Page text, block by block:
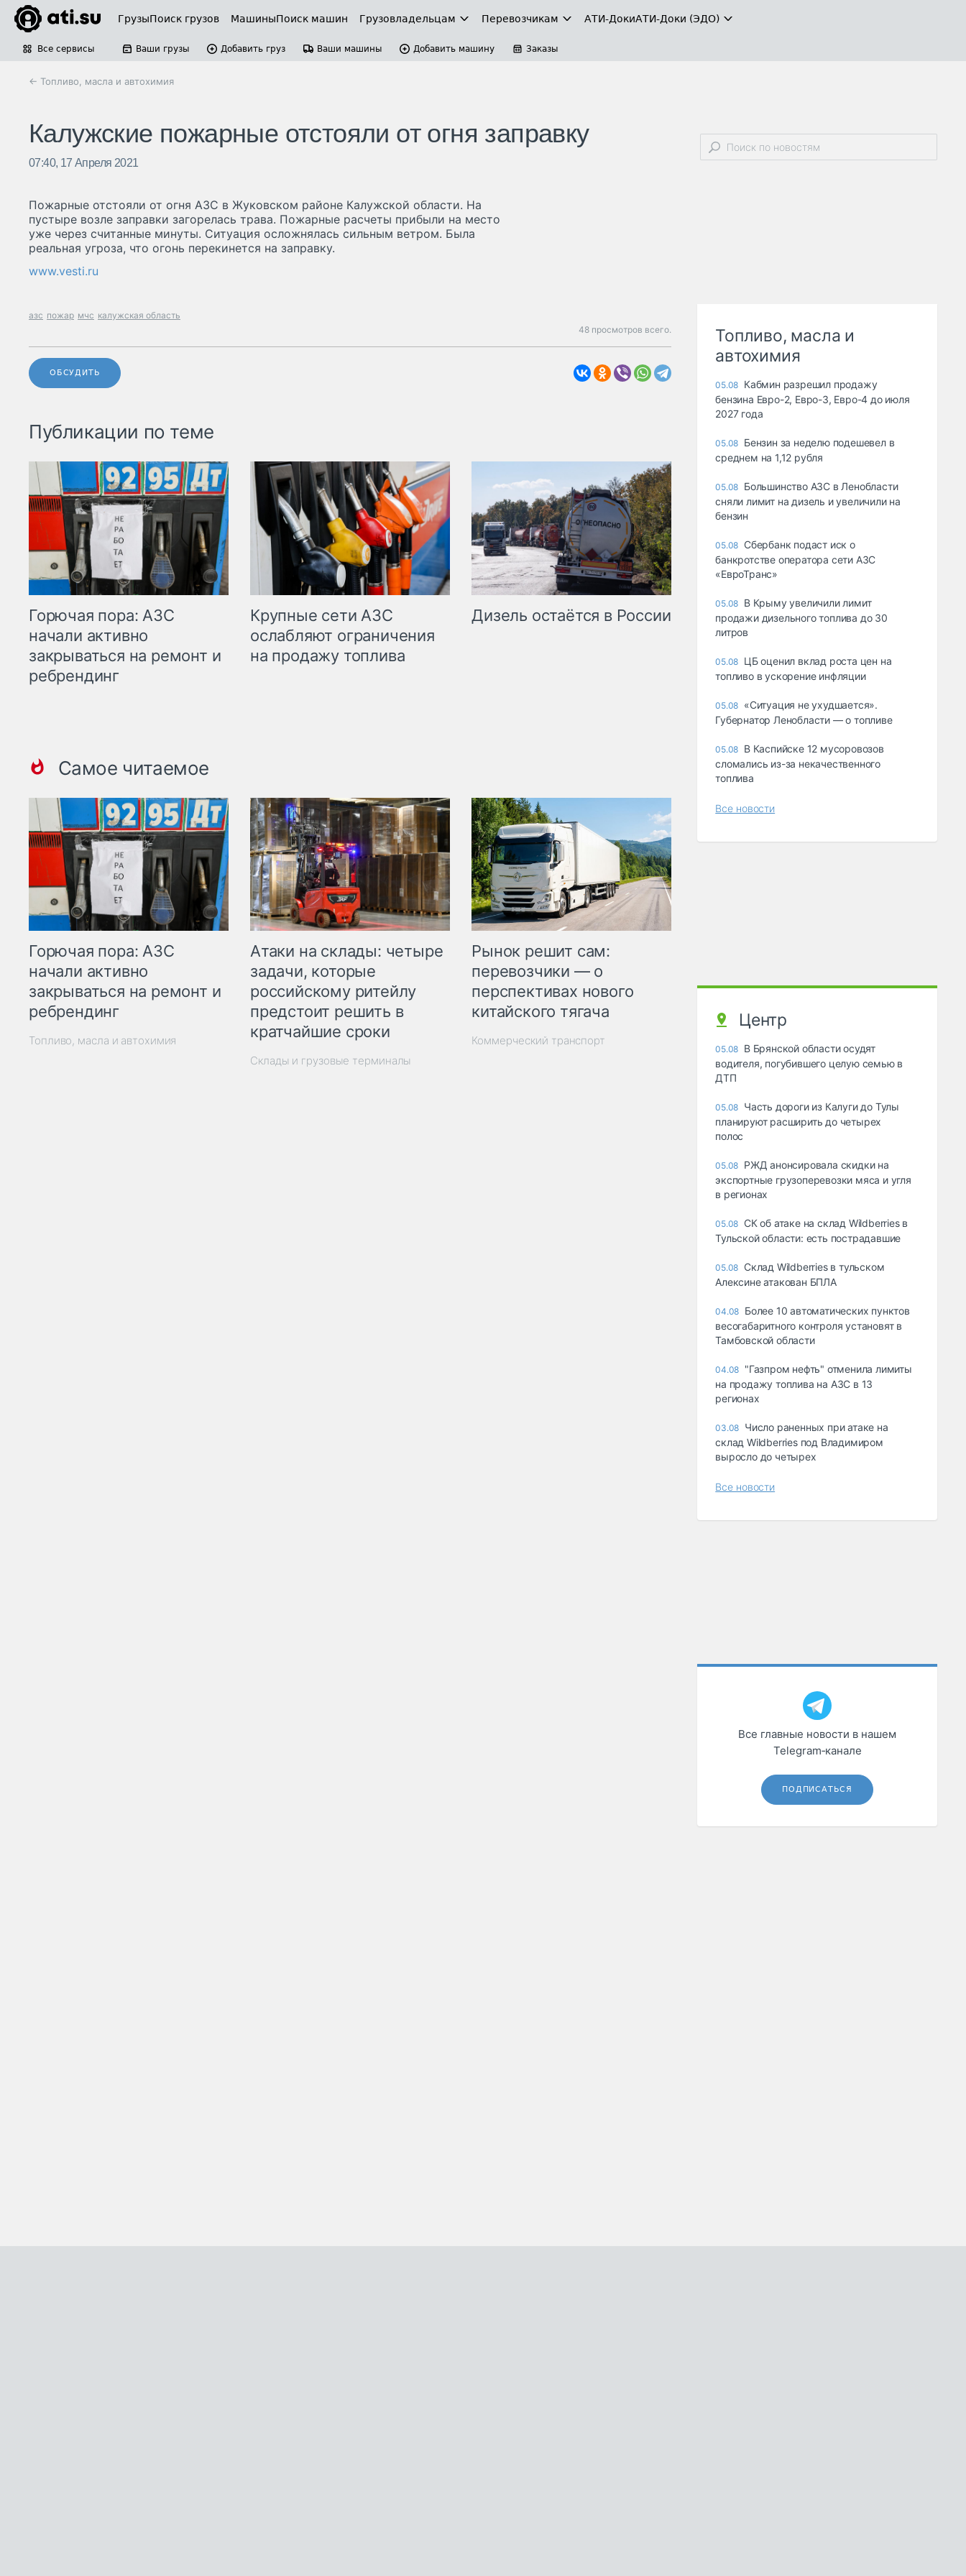
ГрузыПоиск грузов МашиныПоиск машин Грузовладельцам Перевозчикам АТИ-ДокиАТИ-Доки (ЭДО)
Все сервисы Ваши грузы Добавить груз Ваши машины Добавить машину Заказы
← Топливо, масла и автохимия
Калужские пожарные отстояли от огня заправку
07:40, 17 Апреля 2021
Пожарные отстояли от огня АЗС в Жуковском районе Калужской области. На
пустыре возле заправки загорелась трава. Пожарные расчеты прибыли на место
уже через считанные минуты. Ситуация осложнялась сильным ветром. Была
реальная угроза, что огонь перекинется на заправку.
www.vesti.ru
азс пожар мчс калужская область
48 просмотров всего.
ОБСУДИТЬ
Публикации по теме
Горючая пора: АЗС
начали активно
закрываться на ремонт и
ребрендинг
Крупные сети АЗС
ослабляют ограничения
на продажу топлива
Дизель остаётся в России
Самое читаемое
Горючая пора: АЗС
начали активно
закрываться на ремонт и
ребрендинг
Топливо, масла и автохимия
Атаки на склады: четыре
задачи, которые
российскому ритейлу
предстоит решить в
кратчайшие сроки
Склады и грузовые терминалы
Рынок решит сам:
перевозчики — о
перспективах нового
китайского тягача
Коммерческий транспорт
Топливо, масла и
автохимия
05.08 Кабмин разрешил продажу
бензина Евро-2, Евро-3, Евро-4 до июля
2027 года
05.08 Бензин за неделю подешевел в
среднем на 1,12 рубля
05.08 Большинство АЗС в Ленобласти
сняли лимит на дизель и увеличили на
бензин
05.08 Сбербанк подаст иск о
банкротстве оператора сети АЗС
«ЕвроТранс»
05.08 В Крыму увеличили лимит
продажи дизельного топлива до 30
литров
05.08 ЦБ оценил вклад роста цен на
топливо в ускорение инфляции
05.08 «Ситуация не ухудшается».
Губернатор Ленобласти — о топливе
05.08 В Каспийске 12 мусоровозов
сломались из-за некачественного
топлива
Все новости
Центр
05.08 В Брянской области осудят
водителя, погубившего целую семью в
ДТП
05.08 Часть дороги из Калуги до Тулы
планируют расширить до четырех
полос
05.08 РЖД анонсировала скидки на
экспортные грузоперевозки мяса и угля
в регионах
05.08 СК об атаке на склад Wildberries в
Тульской области: есть пострадавшие
05.08 Склад Wildberries в тульском
Алексине атакован БПЛА
04.08 Более 10 автоматических пунктов
весогабаритного контроля установят в
Тамбовской области
04.08 "Газпром нефть" отменила лимиты
на продажу топлива на АЗС в 13
регионах
03.08 Число раненных при атаке на
склад Wildberries под Владимиром
выросло до четырех
Все новости
Все главные новости в нашем
Telegram‑канале
ПОДПИСАТЬСЯ